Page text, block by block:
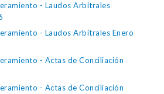
- Laudos Arbitrales
- Laudos Arbitrales Enero
- Actas de Conciliación
- Actas de Conciliación